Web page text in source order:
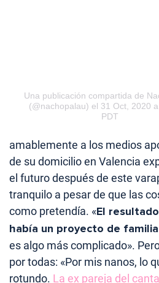
Una publicación compartida de
(@nachopalau) el 31 Oct, 2020
PDT
amablemente a los medios
de su domicilio en Valencia
el futuro después de este
tranquilo a pesar de que las
como pretendía. «El
había un proyecto de
es algo más complicado».
por todas: «Por mis nanos, lo
rotundo. La ex pareja del